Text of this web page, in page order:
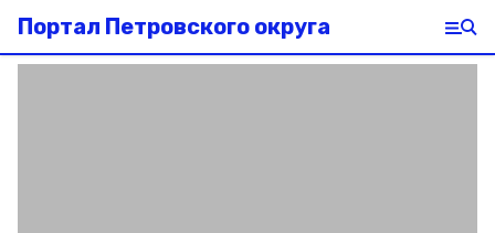
Портал Петровского округа